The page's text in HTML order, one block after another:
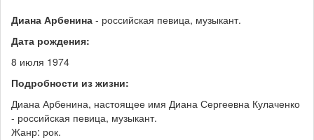
Диана Арбенина - российская певица, музыкант.
Дата рождения:
8 июля 1974
Подробности из жизни:
Диана Арбенина, настоящее имя Диана Сергеевна Кулаченко
- российская певица, музыкант.
Жанр: рок.